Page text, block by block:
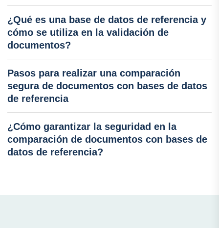
¿Qué es una base de datos de referencia y
cómo se utiliza en la validación de
documentos?
Pasos para realizar una comparación
segura de documentos con bases de datos
de referencia
¿Cómo garantizar la seguridad en la
comparación de documentos con bases de
datos de referencia?